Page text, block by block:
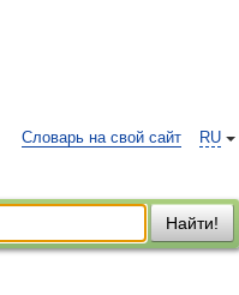
RU
Словарь на свой сайт
Найти!